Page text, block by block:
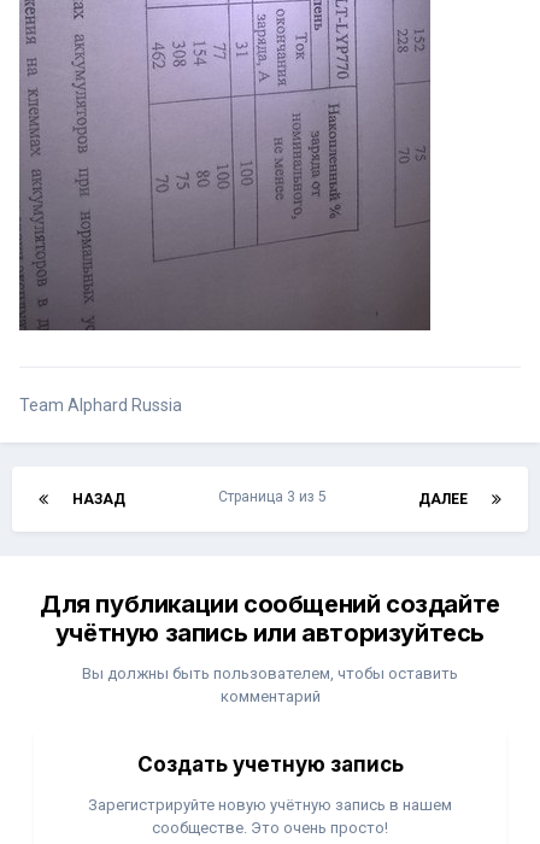
Team Alphard Russia
НАЗАД ДАЛЕЕ
Страница 3 из 5
Для публикации сообщений создайте
учётную запись или авторизуйтесь
Вы должны быть пользователем, чтобы оставить
комментарий
Создать учетную запись
Зарегистрируйте новую учётную запись в нашем
сообществе. Это очень просто!